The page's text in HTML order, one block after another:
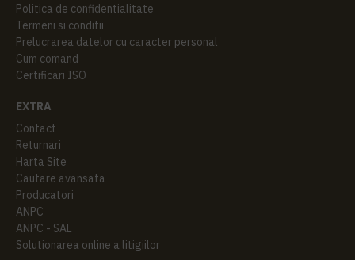
Politica de confidentialitate
Termeni si conditii
Prelucrarea datelor cu caracter personal
Cum comand
Certificari ISO
EXTRA
Contact
Returnari
Harta Site
Cautare avansata
Producatori
ANPC
ANPC - SAL
Solutionarea online a litigiilor